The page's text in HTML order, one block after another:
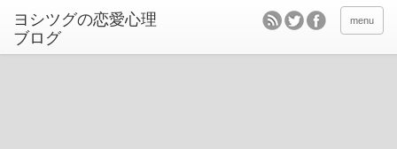
ヨシツグの恋愛心理
ブログ
menu